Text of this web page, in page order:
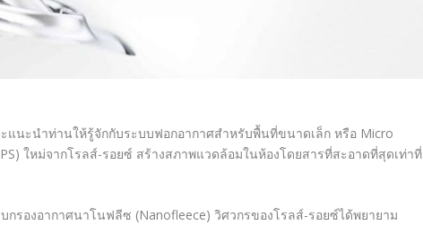
แนะนำท่านให้รู้จักกับระบบฟอกอากาศสำหรับพื้นที่ขนาดเล็ก หรือ Micro
ใหม่จากโรลส์-รอยซ์ สร้างสภาพแวดล้อมในห้องโดยสารที่สะอาดที่สุดเท่าที่
กรองอากาศนาโนฟลีซ (Nanofleece) วิศวกรของโรลส์-รอยซ์ได้พยายาม